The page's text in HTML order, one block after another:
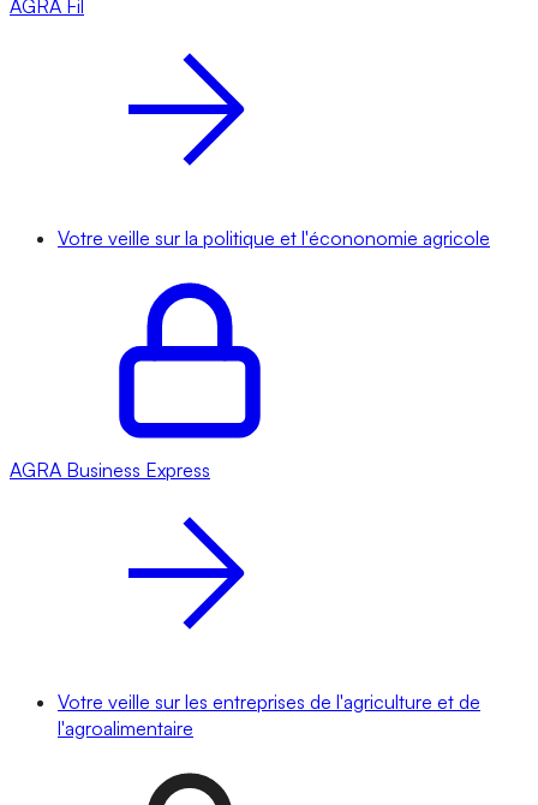
AGRA Fil
Votre veille sur la politique et l'écononomie agricole
AGRA Business Express
Votre veille sur les entreprises de l'agriculture et de
l'agroalimentaire